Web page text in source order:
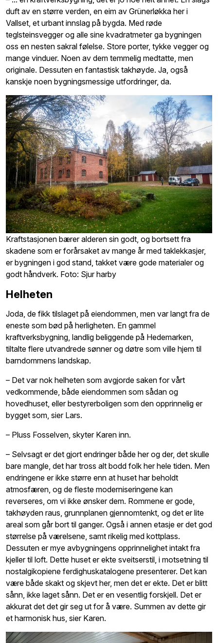
duft av en større verden, en eim av Grünerløkka her i
Vallset, et urbant innslag på bygda. Med røde
teglsteinsvegger og alle sine kvadratmeter ga bygningen
oss en nesten sakral følelse. Store porter, tykke vegger og
mange vinduer. Noen av dem temmelig medtatte, men
originale. Dessuten en fantastisk takhøyde. Ja, også
kanskje noen bygningsmessige utfordringer, da.
Kraftstasjonen bærer alderen sin godt, og bortsett fra
skadene som er forårsaket av mange år med taklekkasjer,
er bygningen i god stand, takket være gode materialer og
godt håndverk. Foto: Sjur harby
Helheten
Joda, de fikk tilslaget på eiendommen, men var langt fra de
eneste som bød på herligheten. En gammel
kraftverksbygning, landlig beliggende på Hedemarken,
tiltalte flere utvandrede sønner og døtre som ville hjem til
barndommens landskap.
– Det var nok helheten som avgjorde saken for vårt
vedkommende, både eiendommen som sådan og
hovedhuset, eller bestyrerboligen som den opprinnelig er
bygget som, sier Lars.
– Pluss Fosselven, skyter Karen inn.
– Selvsagt er det gjort endringer både her og der, det skulle
bare mangle, det har tross alt bodd folk her hele tiden. Men
endringene er ikke større enn at huset har beholdt
atmosfæren, og de fleste moderniseringene kan
reverseres, om vi ikke ønsker dem. Rommene er gode,
takhøyden raus, grunnplanen gjennomtenkt, og det er lite
areal som går bort til ganger. Også i annen etasje er det god
størrelse på værelsene, samt rikelig med kottplass.
Dessuten er mye avbygningens opprinnelighet intakt fra
kjeller til loft. Dette huset er ekte sveitserstil, i motsetning til
nostalgikopiene ferdighuskatalogene presenterer. Det kan
være både skakt og skjevt her, men det er ekte. Det er blitt
sånn, ikke laget sånn. Det er en vesentlig forskjell. Det er
akkurat det det gir seg ut for å være. Summen av dette gir
et harmonisk hus, sier Karen.